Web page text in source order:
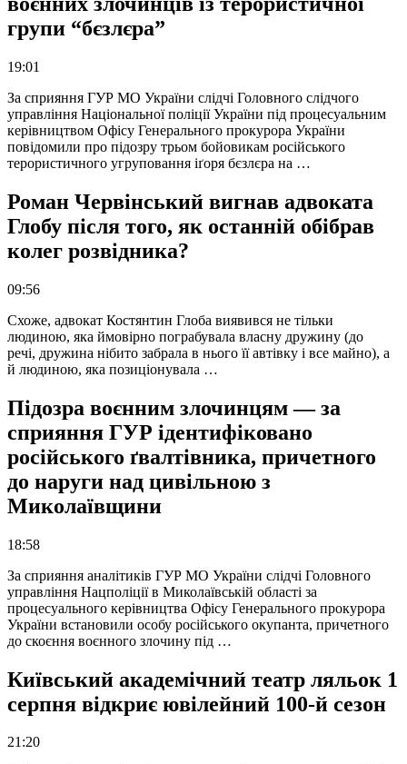
групи “бєзлєра”
19:01
За сприяння ГУР МО України слідчі Головного слідчого
управління Національної поліції України під процесуальним
керівництвом Офісу Генерального прокурора України
повідомили про підозру трьом бойовикам російського
терористичного угруповання іґоря бєзлєра на …
Роман Червінський вигнав адвоката
Глобу після того, як останній обібрав
колег розвідника?
09:56
Схоже, адвокат Костянтин Глоба виявився не тільки
людиною, яка ймовірно пограбувала власну дружину (до
речі, дружина нібито забрала в нього її автівку і все майно), а
й людиною, яка позиціонувала …
Підозра воєнним злочинцям — за
сприяння ГУР ідентифіковано
російського ґвалтівника, причетного
до наруги над цивільною з
Миколаївщини
18:58
За сприяння аналітиків ГУР МО України слідчі Головного
управління Нацполіції в Миколаївській області за
процесуального керівництва Офісу Генерального прокурора
України встановили особу російського окупанта, причетного
до скоєння воєнного злочину під …
Київський академічний театр ляльок 1
серпня відкриє ювілейний 100-й сезон
21:20